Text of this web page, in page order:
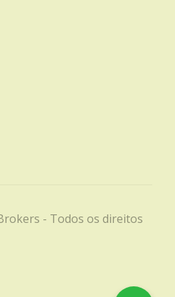
- Todos os direitos